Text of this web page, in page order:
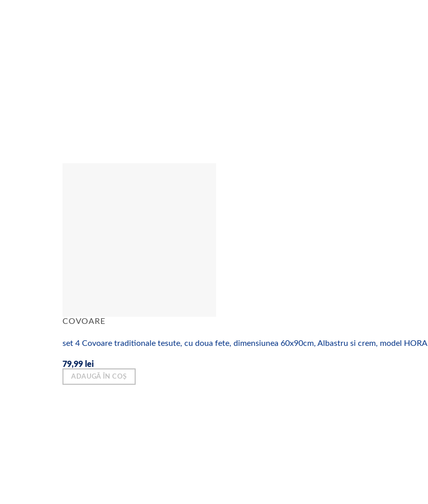
COVOARE
set 4 Covoare traditionale tesute, cu doua fete, dimensiunea 60x90cm, Albastru si crem, model HORA
79,99 lei
ADAUGĂ ÎN COȘ